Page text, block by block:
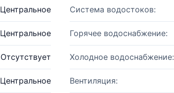
Центральное Система водостоков:
Центральное Горячее водоснабжение:
Отсутствует Холодное водоснабжение:
Центральное Вентиляция: